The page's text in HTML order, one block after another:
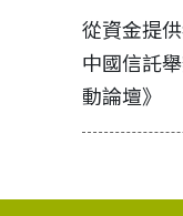
從資金提
中國信託
動論壇》